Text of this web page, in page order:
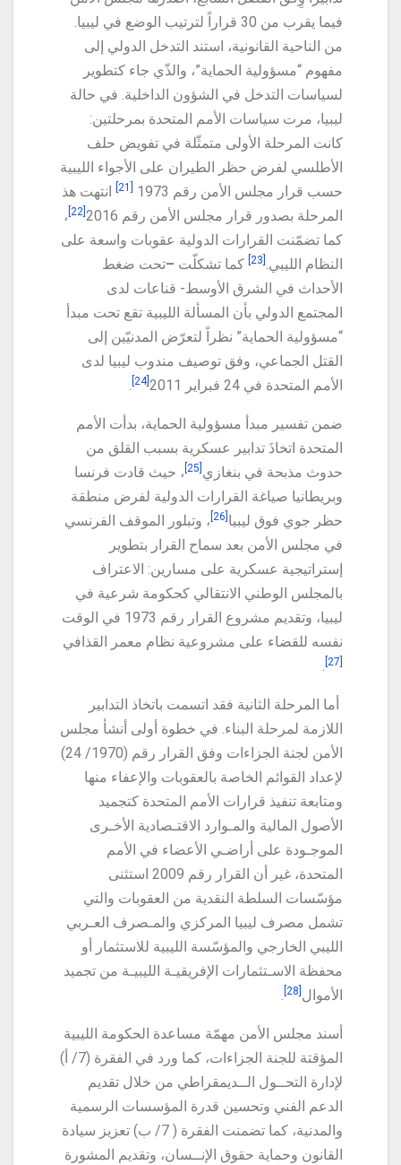
فيما يقرب من 30 قراراً لترتيب الوضع في ليبيا.
من الناحية القانونية، استند التدخل الدولي إلى
مفهوم “مسؤولية الحماية”، والذّي جاء كتطوير
لسياسات التدخل في الشؤون الداخلية. في حالة
ليبيا، مرت سياسات الأمم المتحدة بمرحلتين:
كانت المرحلة الأولى متمثّلة في تفويض حلف
الأطلسي لفرض حظر الطيران على الأجواء الليبية
حسب قرار مجلس الأمن رقم 1973
انتهت هذ
المرحلة بصدور قرار مجلس الأمن رقم 2016
،
كما تضمّنت القرارات الدولية عقوبات واسعة على
النظام الليبي.
كما تشكلّت –تحت ضغط
الأحداث في الشرق الأوسط- قناعات لدى
المجتمع الدولي بأن المسألة الليبية تقع تحت مبدأ
“مسؤولية الحماية” نظراً لتعرّض المدنيّين إلى
القتل الجماعي، وفق توصيف مندوب ليبيا لدى
الأمم المتحدة في 24 فبراير 2011
[24]
.
ضمن تفسير مبدأ مسؤولية الحماية، بدأت الأمم
المتحدة اتخاذَ تدابير عسكرية بسبب القلق من
حدوث مذبحة في بنغازي
، حيث قادت فرنسا
وبريطانيا صياغة القرارات الدولية لفرض منطقة
حظر جوي فوق ليبيا
، وتبلور الموقف الفرنسي
في مجلس الأمن بعد سماح القرار بتطوير
إستراتيجية عسكرية على مسارين: الاعتراف
بالمجلس الوطني الانتقالي كحكومة شرعية في
ليبيا، وتقديم مشروع القرار رقم 1973 في الوقت
نفسه للقضاء على مشروعية نظام معمر القذافي
.
أما المرحلة الثانية فقد اتسمت باتخاذ التدابير
اللازمة لمرحلة البناء. في خطوة أولى أنشأ مجلس
الأمن لجنة الجزاءات وفق القرار رقم (1970/ 24)
لإعداد القوائم الخاصة بالعقوبات والإعفاء منها
ومتابعة تنفيذ قرارات الأمم المتحدة كتجميد
الأصول المالية والمـوارد الاقتـصادية الأخـرى
الموجـودة على أراضـي الأعضاء في الأمم
المتحدة، غير أن القرار رقم 2009 استثنى
مؤسّسات السلطة النقدية من العقوبات والتي
تشمل مصرف ليبيا المركزي والمـصرف العـربي
الليبي الخارجي والمؤسّسة الليبية للاستثمار أو
محفظة الاسـتثمارات الإفريقيـة الليبيـة من تجميد
الأموال
.
أسند مجلس الأمن مهمّة مساعدة الحكومة الليبية
المؤقتة للجنة الجزاءات، كما ورد في الفقرة (7/ أ)
لإدارة التحــول الــديمقراطي من خلال تقديم
الدعم الفني وتحسين قدرة المؤسسات الرسمية
والمدنية، كما تضمنت الفقرة ( 7/ ب) تعزيز سيادة
القانون وحماية حقوق الإنــسان، وتقديم المشورة